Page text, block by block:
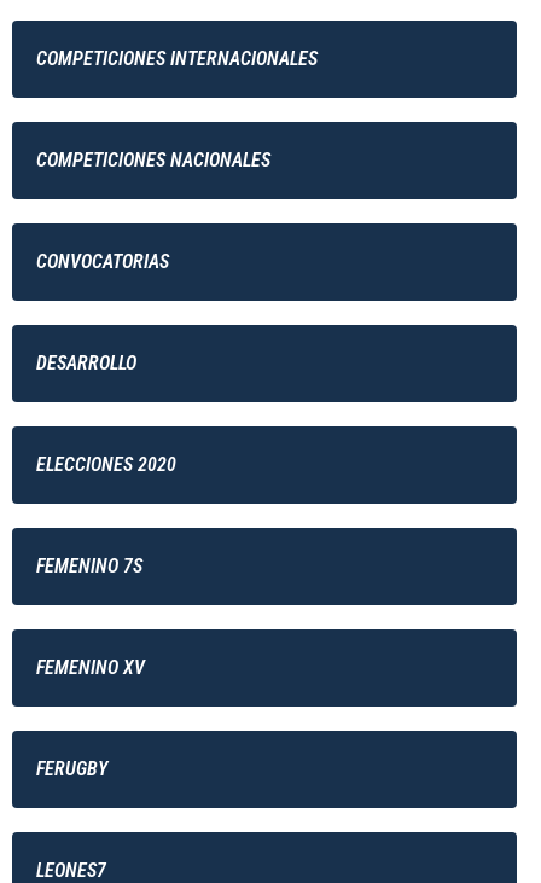
COMPETICIONES INTERNACIONALES
COMPETICIONES NACIONALES
CONVOCATORIAS
DESARROLLO
ELECCIONES 2020
FEMENINO 7S
FEMENINO XV
FERUGBY
LEONES7